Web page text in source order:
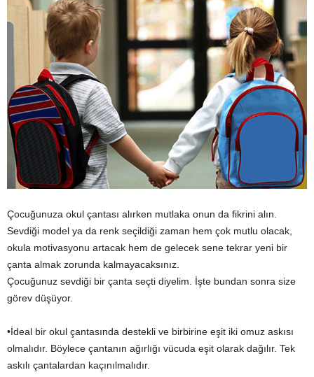
Çocuğunuza okul çantası alırken mutlaka onun da fikrini alın.
Sevdiği model ya da renk seçildiği zaman hem çok mutlu olacak,
okula motivasyonu artacak hem de gelecek sene tekrar yeni bir
çanta almak zorunda kalmayacaksınız.
Çocuğunuz sevdiği bir çanta seçti diyelim. İşte bundan sonra size
görev düşüyor.
•İdeal bir okul çantasında destekli ve birbirine eşit iki omuz askısı
olmalıdır. Böylece çantanın ağırlığı vücuda eşit olarak dağılır. Tek
askılı çantalardan kaçınılmalıdır.